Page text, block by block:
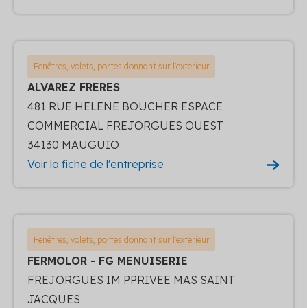
Fenêtres, volets, portes donnant sur l'exterieur
ALVAREZ FRERES
481 RUE HELENE BOUCHER ESPACE
COMMERCIAL FREJORGUES OUEST
34130 MAUGUIO
Voir la fiche de l'entreprise
Fenêtres, volets, portes donnant sur l'exterieur
FERMOLOR - FG MENUISERIE
FREJORGUES IM PPRIVEE MAS SAINT
JACQUES